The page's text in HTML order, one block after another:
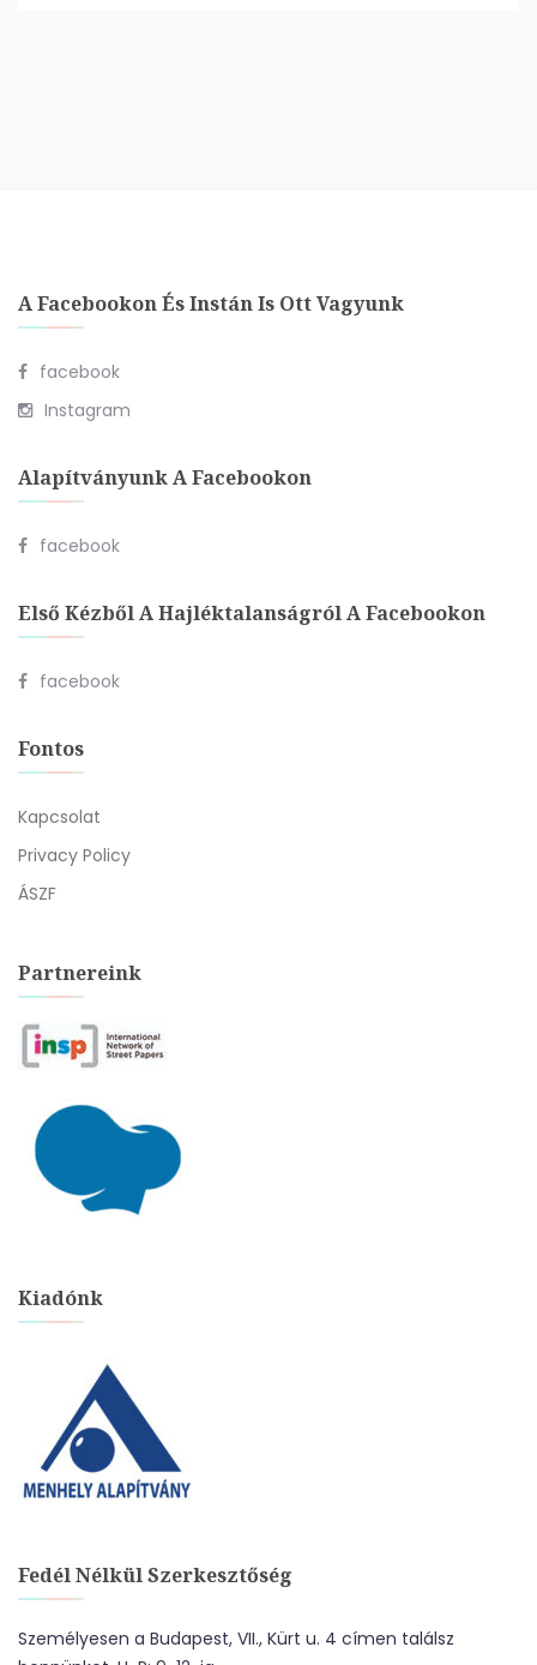
A Facebookon És Instán Is Ott Vagyunk
facebook
Instagram
Alapítványunk A Facebookon
facebook
Első Kézből A Hajléktalanságról A Facebookon
facebook
Fontos
Kapcsolat
Privacy Policy
ÁSZF
Partnereink
Kiadónk
Fedél Nélkül Szerkesztőség
Személyesen a Budapest, VII., Kürt u. 4 címen találsz